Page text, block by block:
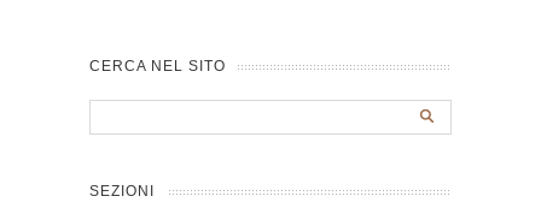
CERCA NEL SITO
SEZIONI